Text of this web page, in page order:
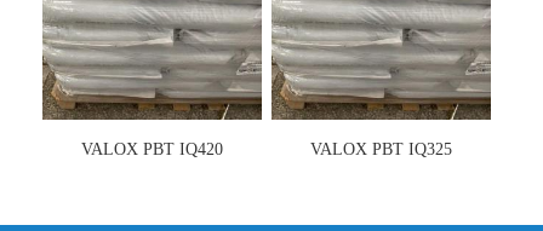
VALOX PBT IQ420 VALOX PBT IQ325